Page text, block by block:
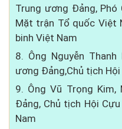
Trung ương Đảng, Phó
Mặt trận Tổ quốc Việt
binh Việt Nam
8. Ông Nguyễn Thanh
ương Đảng,Chủ tịch
9. Ông Vũ Trọng Kim,
Đảng, Chủ tịch Hội
Nam